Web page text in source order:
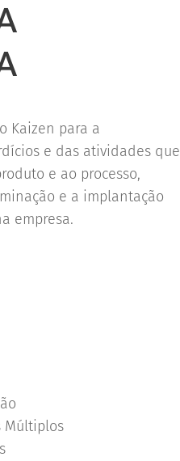
Kaizen para a
e das atividades que
e ao processo,
e a implantação
empresa.
Múltiplos